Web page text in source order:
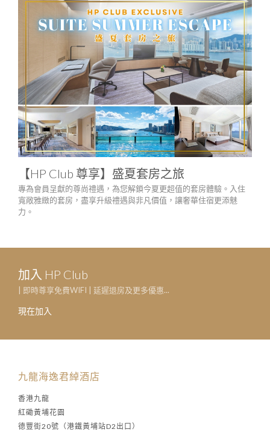
【HP Club 尊享】盛夏套房之旅
專為會員呈獻的尊尚禮遇，為您解鎖今夏更超值的套房體驗。入住
寬敞雅緻的套房，盡享升級禮遇與非凡價值，讓奢華住宿更添魅
力。
加入 HP Club
| 即時尊享免費WIFI | 延遲退房及更多優惠...
現在加入
九龍海逸君綽酒店
香港九龍
紅磡黃埔花園
德豐街20號（港鐵黃埔站D2出口）